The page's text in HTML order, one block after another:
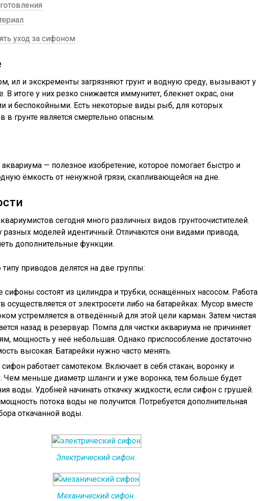
уход за сифоном
ил и экскременты загрязняют грунт и водную среду, вызывают у
В итоге у них резко снижается иммунитет, блекнет окрас, они
и беспокойными. Есть некоторые виды рыб, для которых
в грунте является смертельно опасным.
— полезное изобретение, которое помогает быстро и
ёмкость от ненужной грязи, скапливающейся на дне.
сегодня много различных видов грунтоочистителей.
разных моделей идентичный. Отличаются они видами привода,
дополнительные функции.
типу приводов делятся на две группы:
сифоны состоят из цилиндра и трубки, оснащённых насосом. Работа
осуществляется от электросети либо на батарейках. Мусор вместе
устремляется в отведённый для этой цели карман. Затем чистая
назад в резервуар. Помпа для чистки аквариума не причиняет
мощность у неё небольшая. Однако приспособление достаточно
высокая. Батарейки нужно часто менять.
работает самотеком. Включает в себя стакан, воронку и
Чем меньше диаметр шланги и уже воронка, тем больше будет
воды. Удобней начинать откачку жидкости, если сифон с грушей.
потока воды не получится. Потребуется дополнительная
откачанной воды.
Электрический сифон.
Механический сифон.